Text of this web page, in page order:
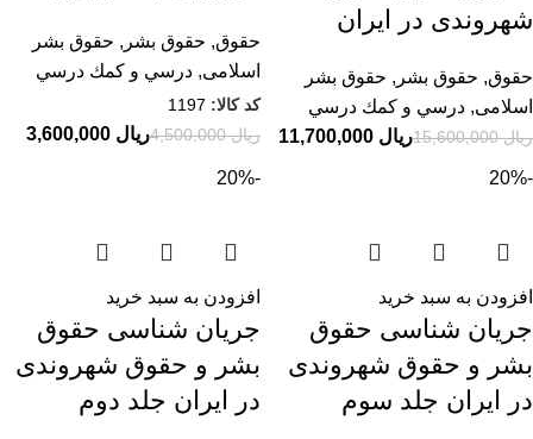
شهروندی در ایران
حقوق, حقوق بشر , حقوق بشر
اسلامی, درسي و كمك درسي
ریال15,600,000 ریال
حقوق, حقوق بشر , حقوق بشر
اسلامی, درسي و كمك درسي
کد کالا: 1197
ریال4,500,000 ریال
-20%
افزودن به سبد خرید
جریان شناسی حقوق
بشر و حقوق شهروندی
در ایران جلد سوم
-20%
افزودن به سبد خرید
جریان شناسی حقوق
بشر و حقوق شهروندی
در ایران جلد دوم